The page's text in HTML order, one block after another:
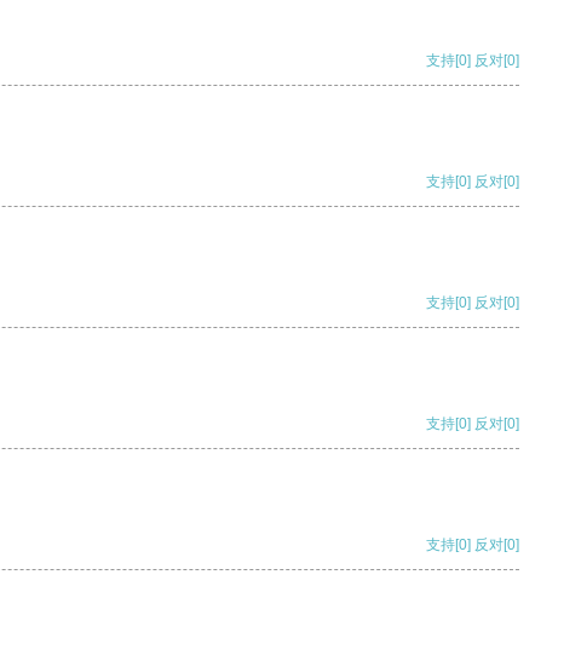
支持[0] 反对[0]
支持[0] 反对[0]
支持[0] 反对[0]
支持[0] 反对[0]
支持[0] 反对[0]